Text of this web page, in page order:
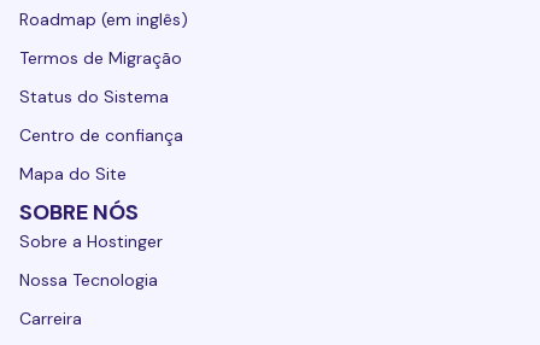
Roadmap (em inglês)
Termos de Migração
Status do Sistema
Centro de confiança
Mapa do Site
SOBRE NÓS
Sobre a Hostinger
Nossa Tecnologia
Carreira